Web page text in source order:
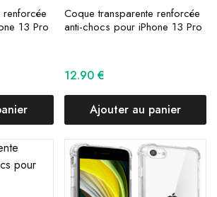
13 Pro
Coque transparente renforcée
anti-chocs pour iPhone 13 Pro
12.90 €
Ajouter au panier